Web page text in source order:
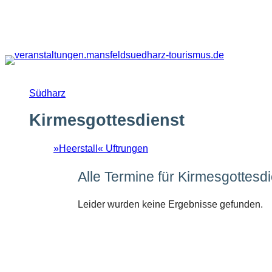
Südharz
Kirmesgottesdienst
»Heerstall« Uftrungen
Alle Termine für
Leider wurden keine Ergebnisse gefunden.